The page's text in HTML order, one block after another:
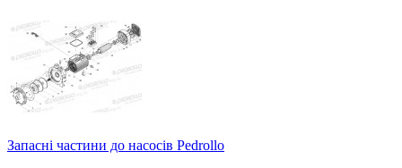
Запасні частини до насосів Pedrollo